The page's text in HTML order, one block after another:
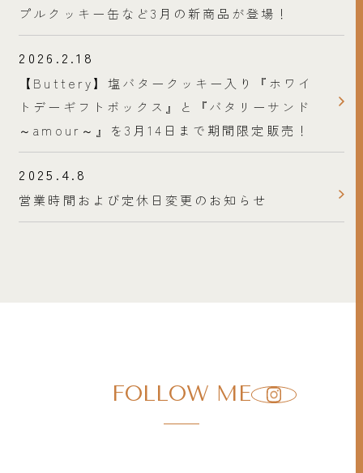
プルクッキー缶など3月の新商品が登場！
2026.2.18
【Buttery】塩バタークッキー入り『ホワイ
トデーギフトボックス』と『バタリーサンド
～amour～』を3月14日まで期間限定販売！
2025.4.8
営業時間および定休日変更のお知らせ
FOLLOW ME